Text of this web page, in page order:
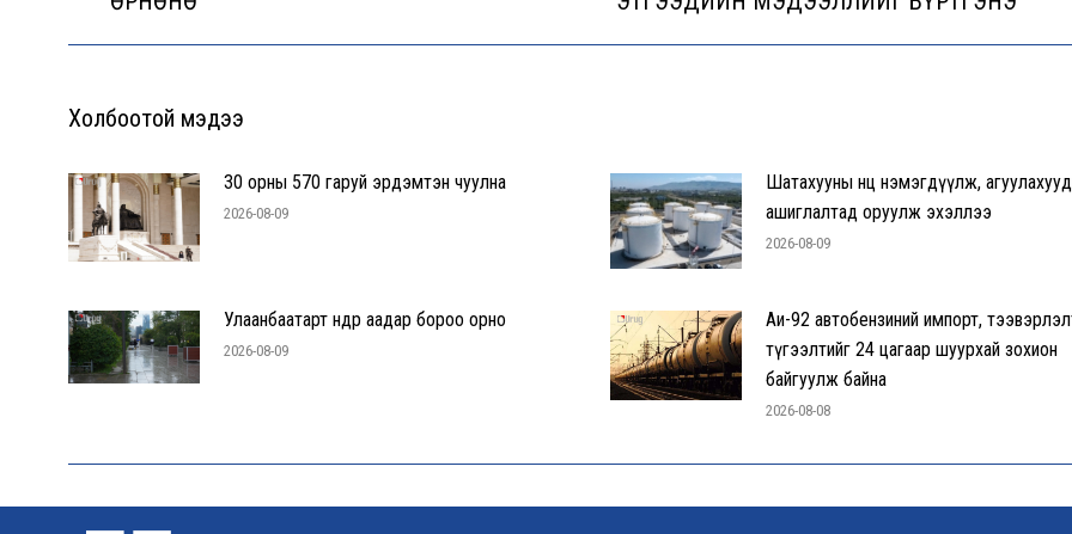
post:
post:
Холбоотой мэдээ
30 орны 570 гаруй эрдэмтэн чуулна
2026-08-09
Шатахууны нөөц нэмэгдүүлж,
ашиглалтад оруулж эхэллээ
2026-08-09
Улаанбаатарт өнөөдөр аадар бороо орно
2026-08-09
Аи-92 автобензиний импорт,
түгээлтийг 24 цагаар шуурхай зохион
байгуулж байна
2026-08-08